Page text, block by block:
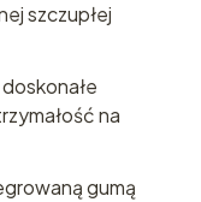
szczupłej
na
gumą